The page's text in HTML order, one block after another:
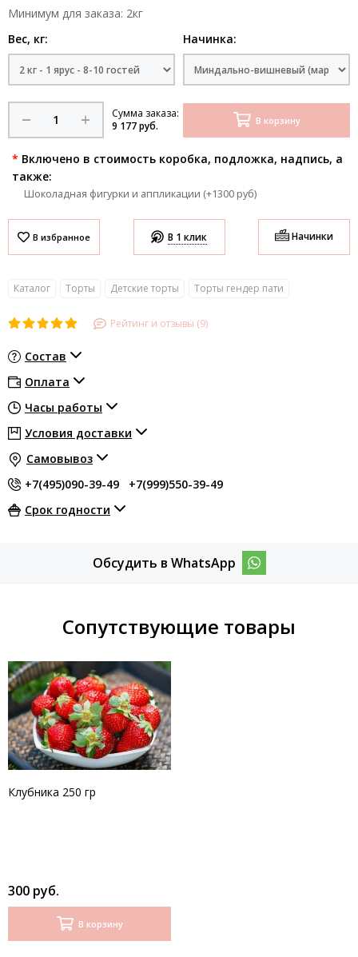
Минимум для заказа: 2кг
Вес, кг:
Начинка:
Сумма заказа:
9 177 руб.
В корзину
* Включено в стоимость коробка, подложка, надпись, а
также:
Шоколадная фигурки и аппликации (+1300 руб)
В 1 клик Начинки
Каталог Торты Детские торты Торты гендер пати
Рейтинг и отзывы (9)
Состав
Оплата
Часы работы
Условия доставки
Самовывоз
+7(495)090-39-49
+7(999)550-39-49
Срок годности
Обсудить в WhatsApp
Сопутствующие товары
Клубника 250 гр
300 руб.
В корзину